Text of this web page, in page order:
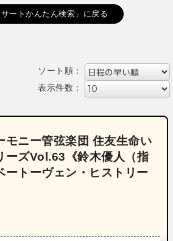
ートかんたん検索」に戻る
ソート順：
表示件数：
モニー管弦楽団 住友生命い
ーズVol.63《鈴木優人（指
ートーヴェン・ヒストリー